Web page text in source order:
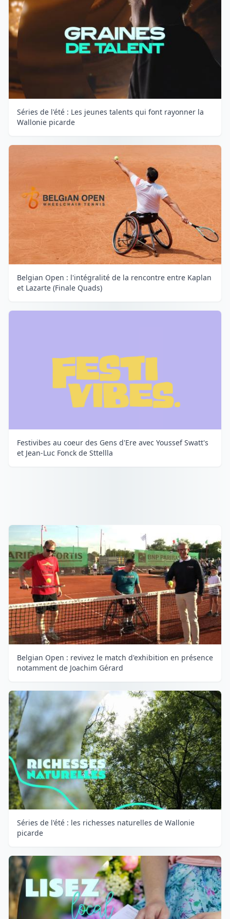
Séries de l'été : Les jeunes talents qui font rayonner la
Wallonie picarde
Belgian Open : l'intégralité de la rencontre entre Kaplan
et Lazarte (Finale Quads)
Festivibes au coeur des Gens d'Ere avec Youssef Swatt's
et Jean-Luc Fonck de Sttellla
Belgian Open : revivez le match d'exhibition en présence
notamment de Joachim Gérard
Séries de l'été : les richesses naturelles de Wallonie
picarde